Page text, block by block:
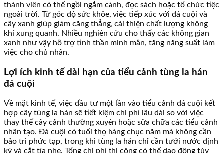
thành viên có thể ngồi ngắm cảnh, đọc sách hoặc tổ chức tiệc
ngoài trời. Từ góc độ sức khỏe, việc tiếp xúc với đá cuội và
cây xanh giúp giảm căng thẳng, cải thiện chất lượng không
khí xung quanh. Nhiều nghiên cứu cho thấy các không gian
xanh như vậy hỗ trợ tinh thần minh mẫn, tăng năng suất làm
việc cho chủ nhân.
Lợi ích kinh tế dài hạn của tiểu cảnh tùng la hán
đá cuội
Về mặt kinh tế, việc đầu tư một lần vào tiểu cảnh đá cuội kết
hợp cây tùng la hán sẽ tiết kiệm chi phí lâu dài so với việc
thay thế cây cảnh thường xuyên hoặc sửa chữa các tiểu cảnh
nhân tạo. Đá cuội có tuổi thọ hàng chục năm mà không cần
bảo trì phức tạp, trong khi tùng la hán chỉ cần tưới nước định
kỳ và cắt tỉa nhẹ. Tổng chi phí thi công có thể dao động tùy